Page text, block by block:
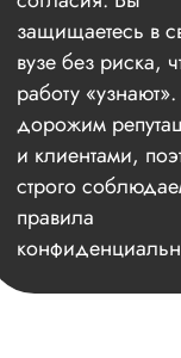
защищаетесь в
вузе без риска,
работу
дорожим
и клиентами,
строго
правила